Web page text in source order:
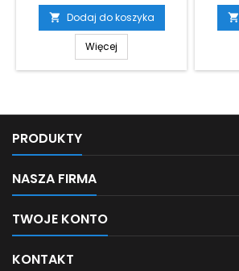
 Dodaj do koszyka
Więcej

PRODUKTY
NASZA FIRMA
TWOJE KONTO
KONTAKT